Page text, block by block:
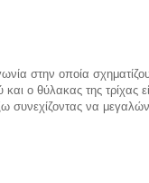
στην οποία
ο θύλακας της τρίχας
συνεχίζοντας να